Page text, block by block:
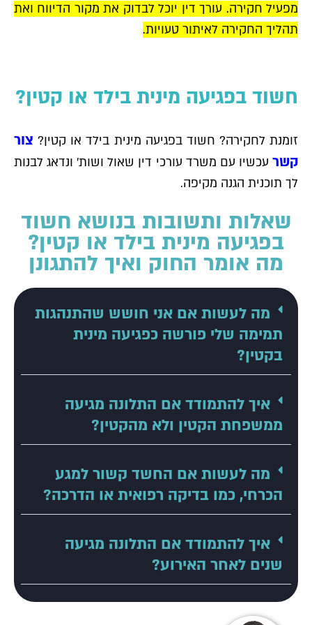
מפעיל חקירה. עורך דין יוכל לבדוק את מקור הדיווח ואת
תהליך החקירה לאיתור טעויות.
חשוד בפגיעה מינית בילד או קטין?
זומנת לחקירה? חשוד בפגיעה מינית בילד או קטין? צור
קשר עכשיו עם משרד עורכי דין שאול ושות' ונדאג לבנות
לך תוכנית הגנה מקיפה.
שאלות ותשובות בנושא חשוד
בפגיעה מינית בילד או קטין?
מה אומר החוק ואיך להתגונן
מה לעשות אם אני חושש שהתנהגות
תמימה שלי פורשה כפגיעה מינית
בקטין?
איך להתמודד אם התלונה מגיעה
ממשפחת הקטין ולא מהקטין?
מה לעשות אם החשד קשור למגע
הכרחי, כמו בדיקה רפואית או הדרכה?
איך להתמודד אם התלונה מגיעה
שנים לאחר האירוע?